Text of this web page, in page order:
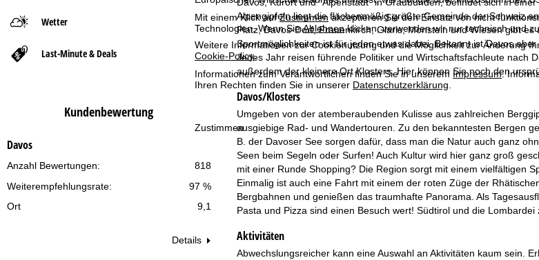
Mit einem Klick aufZustimmenakzeptieren Sie den Einsatz von nicht
Technologien. Wenn SieAblehnenklicken, verwenden wir nur technisch und
Weitere Informationen zur Cookienutzung und die Möglichkeit zur Änderung
Cookie-Policy.
Informationen zum Verantwortlichen finden Sie in unserem Impressum.
Ihren Rechten finden Sie in unserer Datenschutzerklärung
Zustimmen
Wetter
Last-Minute & Deals
Kundenbewertung
Davos
818
Anzahl Bewertungen:
97 %
Weiterempfehlungsrate:
Ort
9,1
Details
t
s
e
i
t
e
Alpengipfeln liegt die flächenmäßig größte Gemeinde der Schweiz
Platz, Davos-Dorf, Frauenkirch, Glaris, Monstein und Wiesen gibt
Sportmöglichkeiten ist für jeden etwas dabei. Bekannt ist Davos
Jedes Jahr reisen führende Politiker und Wirtschaftsfachleute nach
außerdem der kleinere Ort Klosters. Hier können Sie noch den
Davos/Klosters
Umgeben von der atemberaubenden Kulisse aus zahlreichen
ausgiebige Rad- und Wandertouren. Zu den bekanntesten Bergen
B. der Davoser See sorgen dafür, dass man die Natur auch ganz
Seen beim Segeln oder Surfen! Auch Kultur wird hier ganz groß
mit einer Runde Shopping? Die Region sorgt mit einem vielfältigen
Einmalig ist auch eine Fahrt mit einem der roten Züge der
Bergbahnen und genießen das traumhafte Panorama. Als
Pasta und Pizza sind einen Besuch wert! Südtirol und die
Aktivitäten
Abwechslungsreicher kann eine Auswahl an Aktivitäten kaum sein.